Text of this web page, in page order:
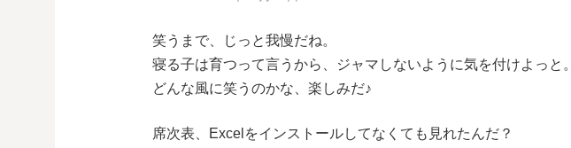
笑うまで、じっと我慢だね。
寝る子は育つって言うから、ジャマしないように気を付けよっと。
どんな風に笑うのかな、楽しみだ♪
席次表、Excelをインストールしてなくても見れたんだ？